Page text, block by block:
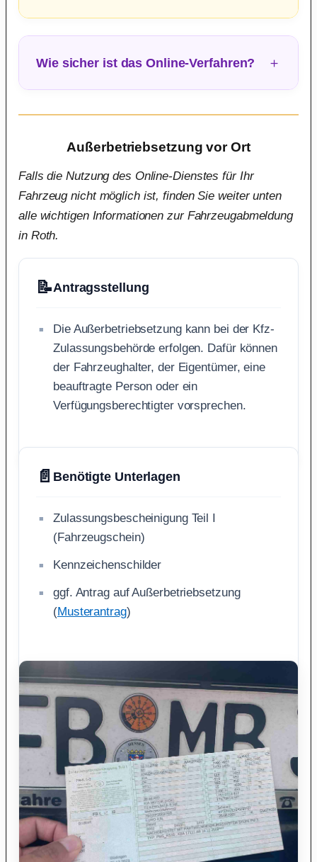
Wie sicher ist das Online-Verfahren?
Außerbetriebsetzung vor Ort
Falls die Nutzung des Online-Dienstes für Ihr
Fahrzeug nicht möglich ist, finden Sie weiter unten
alle wichtigen Informationen zur Fahrzeugabmeldung
in Roth.
📝Antragsstellung
Die Außerbetriebsetzung kann bei der Kfz-
Zulassungsbehörde erfolgen. Dafür können
der Fahrzeughalter, der Eigentümer, eine
beauftragte Person oder ein
Verfügungsberechtigter vorsprechen.
📄 Benötigte Unterlagen
Zulassungsbescheinigung Teil I
(Fahrzeugschein)
Kennzeichenschilder
ggf. Antrag auf Außerbetriebsetzung
(Musterantrag)